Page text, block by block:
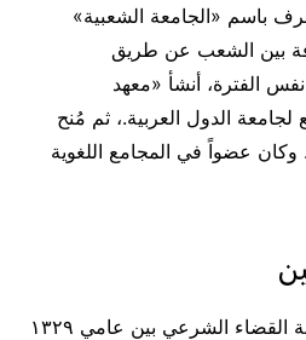
باسم «الجامعة الشعبية»
بين الشعب عن طريق
الفترة، أنشأ «معهد
لجامعة الدول العربية.، ثم مُنح
درجة الدكتوراه عام 1948. وكان عضواً في المجامع اللغوية
عین مدرسًا بمدرسة القضاء الشرعي بین عامي ١٣٢٩